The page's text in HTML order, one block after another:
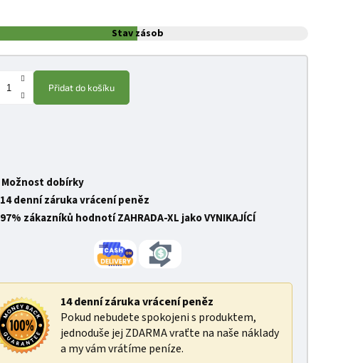
Stav zásob
Přidat do košíku
Možnost dobírky
14 denní záruka vrácení peněz
97% zákazníků hodnotí ZAHRADA-XL jako VYNIKAJÍCÍ
14 denní záruka vrácení peněz
Pokud nebudete spokojeni s produktem,
jednoduše jej ZDARMA vraťte na naše náklady
a my vám vrátíme peníze.